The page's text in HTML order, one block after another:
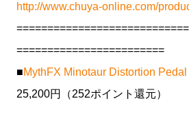
http://www.chuya-online.com/
========================
■MythFX Minotaur Distortion
25,200円（252ポイント還元）